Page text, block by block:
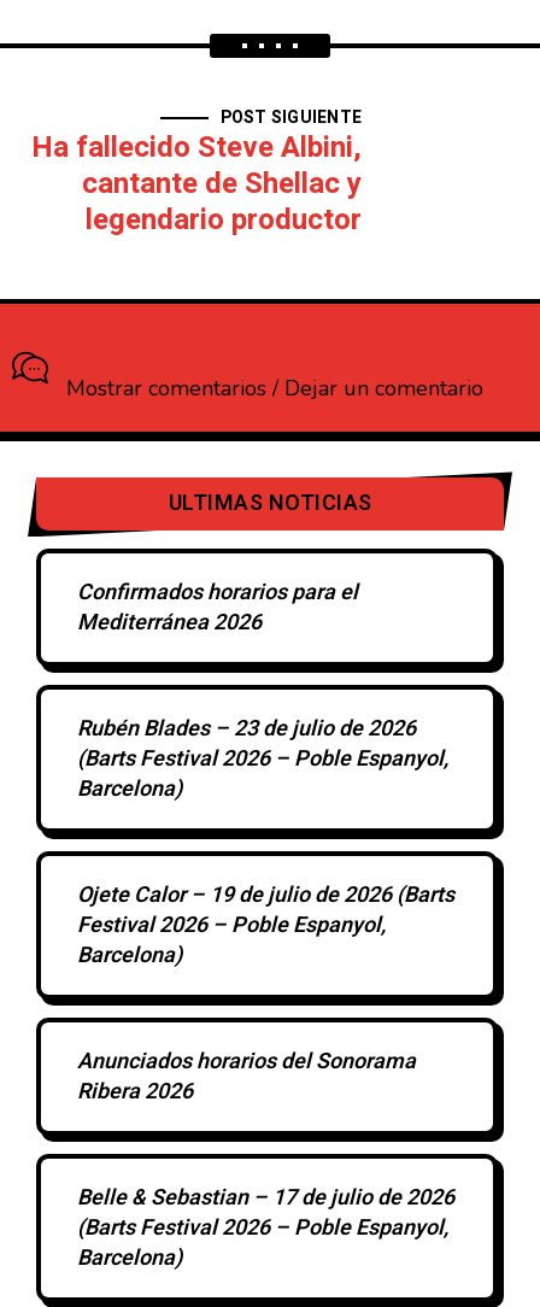
POST SIGUIENTE
Ha fallecido Steve Albini,
cantante de Shellac y
legendario productor
Mostrar comentarios / Dejar un comentario
ULTIMAS NOTICIAS
Confirmados horarios para el
Mediterránea 2026
Rubén Blades – 23 de julio de 2026
(Barts Festival 2026 – Poble Espanyol,
Barcelona)
Ojete Calor – 19 de julio de 2026 (Barts
Festival 2026 – Poble Espanyol,
Barcelona)
Anunciados horarios del Sonorama
Ribera 2026
Belle & Sebastian – 17 de julio de 2026
(Barts Festival 2026 – Poble Espanyol,
Barcelona)